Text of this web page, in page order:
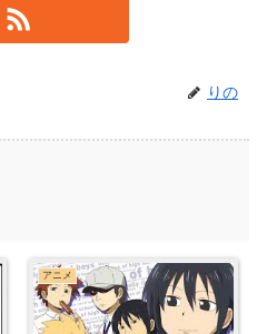
りの
アニメ